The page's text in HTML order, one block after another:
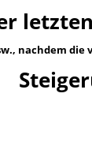
nachdem die